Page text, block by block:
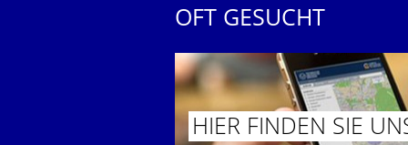
OFT GESUCHT
HIER FINDEN SIE